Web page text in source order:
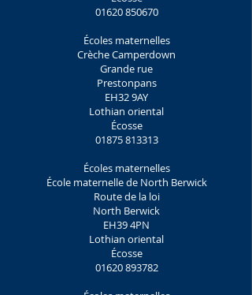
01620 850670
Écoles maternelles
Crèche Camperdown
Grande rue
Prestonpans
EH32 9AY
Lothian oriental
Écosse
01875 813313
Écoles maternelles
École maternelle de North Berwick
Route de la loi
North Berwick
EH39 4PN
Lothian oriental
Écosse
01620 893782